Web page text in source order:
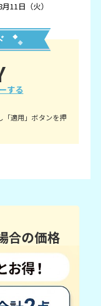
11日（火）
する
適用」ボタンを押
合の価格